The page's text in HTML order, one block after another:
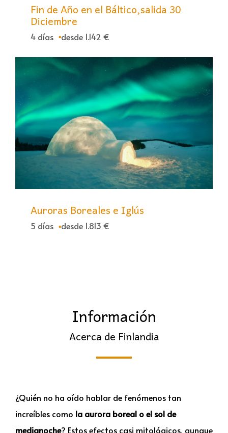
Fin de Año en el Báltico,salida 30
Diciembre
4 días desde 1.142 €
Auroras Boreales e Iglús
5 días desde 1.813 €
Información
Acerca de Finlandia
¿Quién no ha oído hablar de fenómenos tan
increíbles como la aurora boreal o el sol de
medianoche? Estos efectos casi mitológicos, aunque